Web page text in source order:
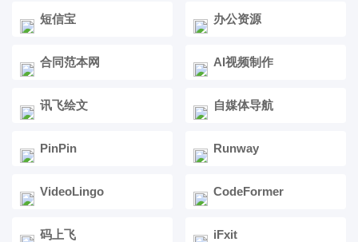
短信宝 办公资源
合同范本网 AI视频制作
讯飞绘文 自媒体导航
PinPin Runway
VideoLingo CodeFormer
码上飞 iFxit